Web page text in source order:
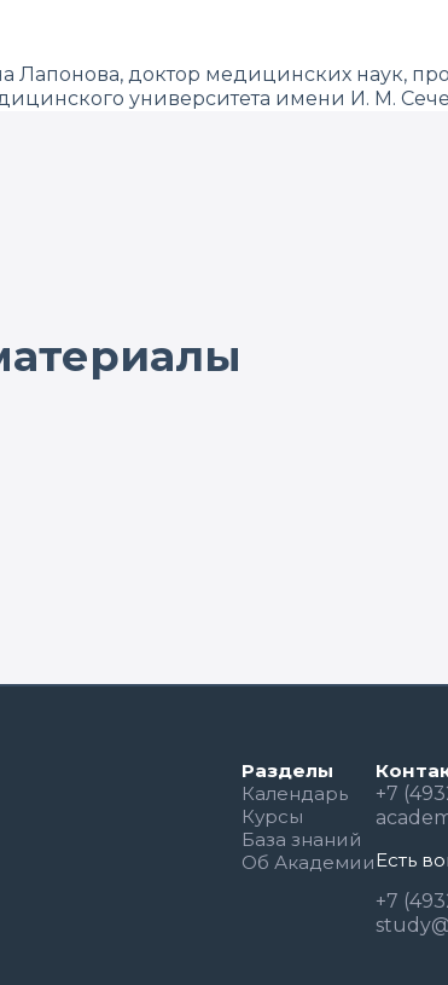
Лапонова, доктор медицинских наук,
университета имени И. М.
+7
Есть
+7
Разделы
Календарь
Курсы
База знаний
Об Академии